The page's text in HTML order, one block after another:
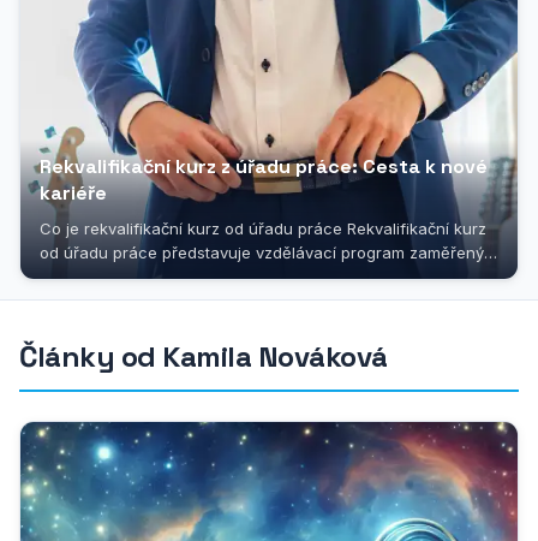
Rekvalifikační kurz z úřadu práce: Cesta k nové
kariéře
Co je rekvalifikační kurz od úřadu práce Rekvalifikační kurz
od úřadu práce představuje vzdělávací program zaměřený
na získání...
Články od Kamila Nováková